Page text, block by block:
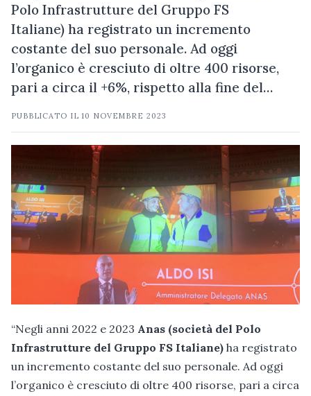
Polo Infrastrutture del Gruppo FS
Italiane) ha registrato un incremento
costante del suo personale. Ad oggi
l’organico è cresciuto di oltre 400 risorse,
pari a circa il +6%, rispetto alla fine del…
PUBBLICATO IL10 NOVEMBRE 2023
“Negli anni 2022 e 2023 Anas (società del Polo
Infrastrutture del Gruppo FS Italiane) ha registrato
un incremento costante del suo personale. Ad oggi
l’organico è cresciuto di oltre 400 risorse, pari a circa